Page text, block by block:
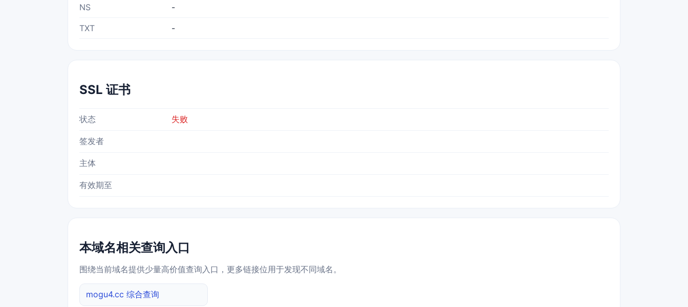
NS -
TXT -
SSL 证书
状态 失败
签发者
主体
有效期至
本域名相关查询入口
围绕当前域名提供少量高价值查询入口，更多链接位用于发现不同域名。
mogu4.cc 综合查询